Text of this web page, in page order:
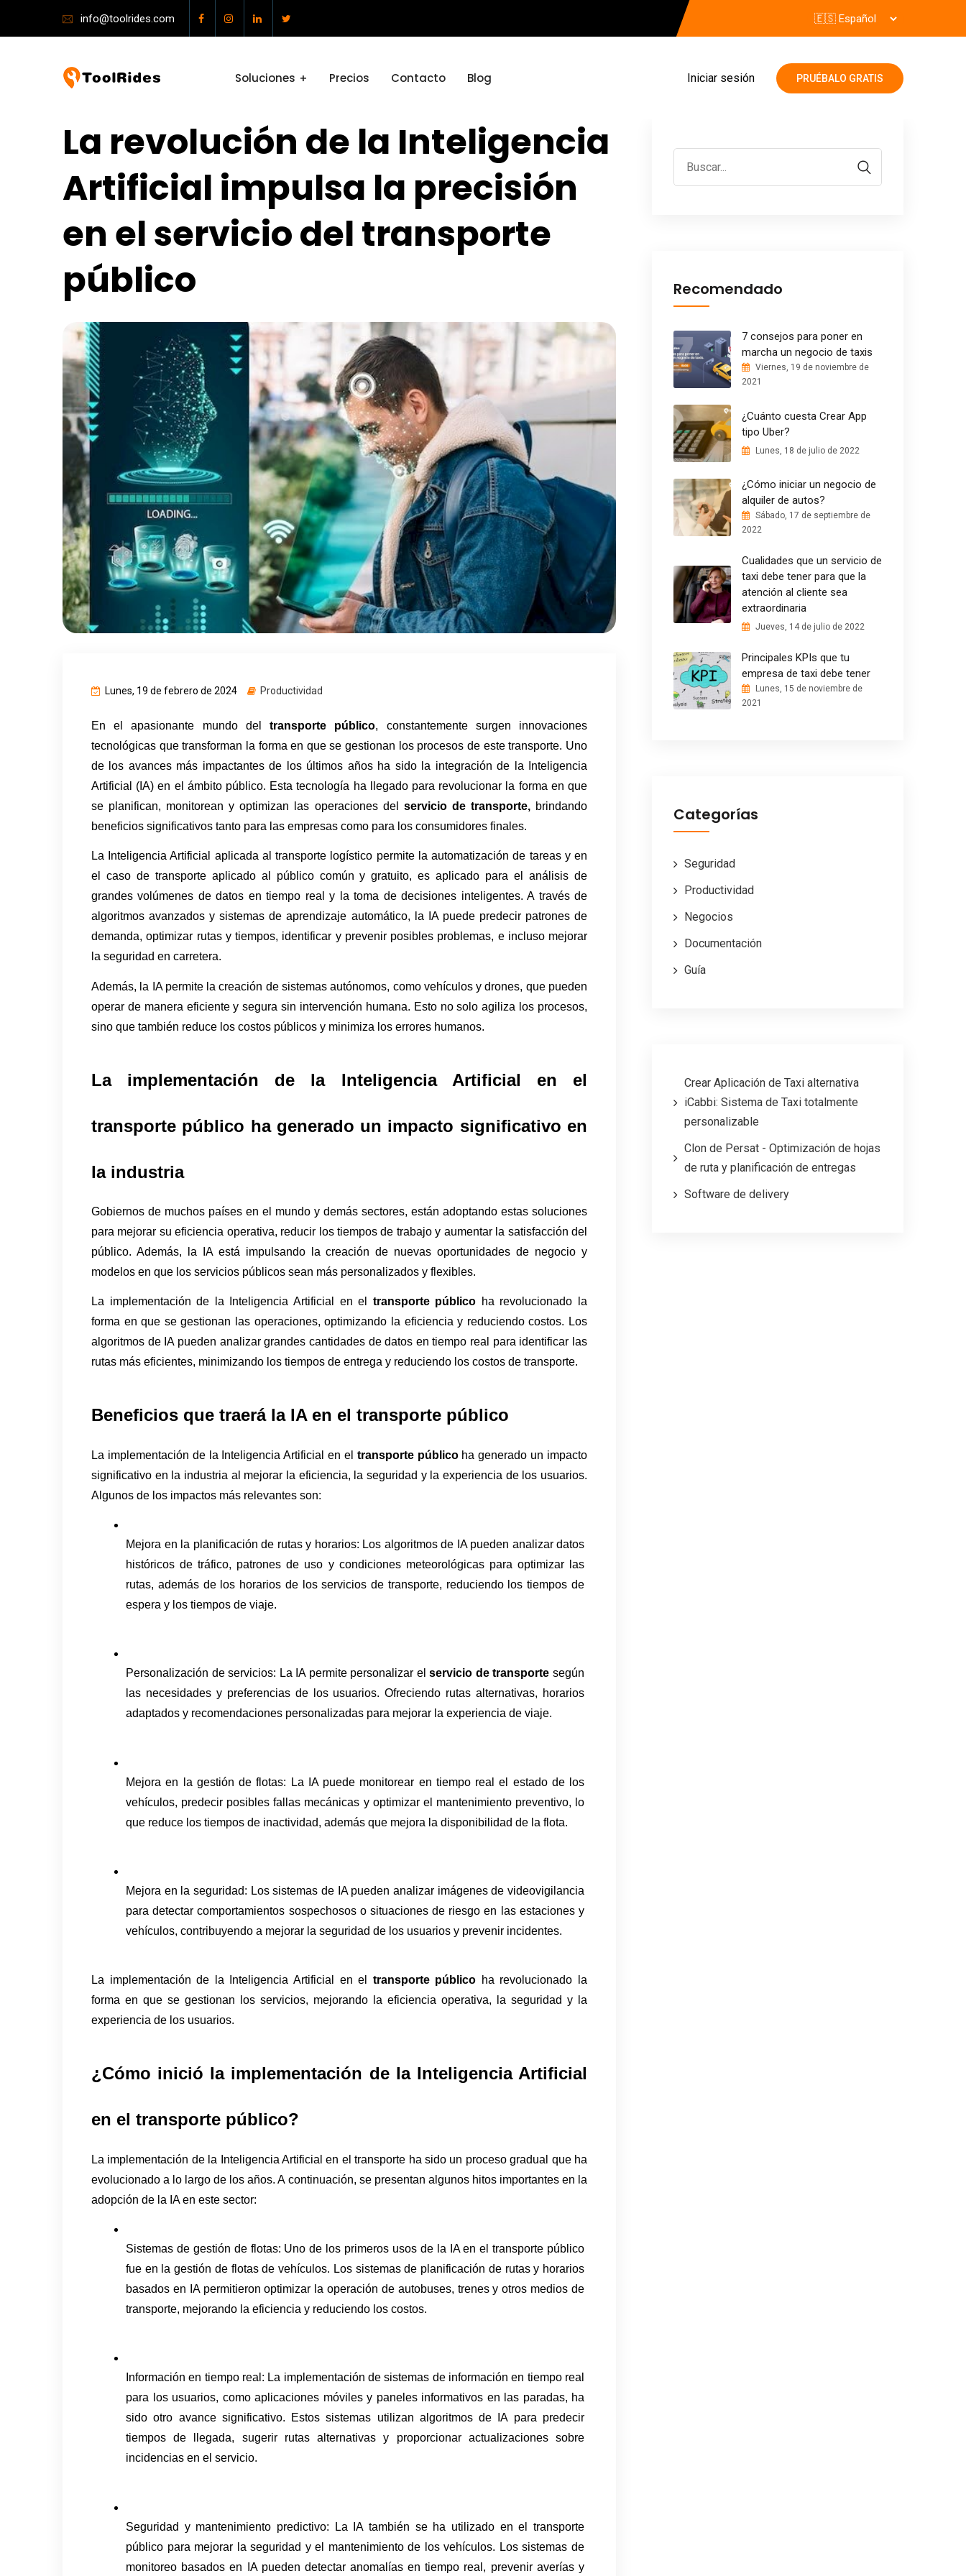
info@toolrides.com
Soluciones Precios Contacto Blog Iniciar sesión PRUÉBALO GRATIS
La revolución de la Inteligencia
Artificial impulsa la precisión
en el servicio del transporte
público
Lunes, 19 de febrero de 2024 Productividad
En el apasionante mundo del transporte público, constantemente surgen innovaciones
tecnológicas que transforman la forma en que se gestionan los procesos de este transporte. Uno
de los avances más impactantes de los últimos años ha sido la integración de la Inteligencia
Artificial (IA) en el ámbito público. Esta tecnología ha llegado para revolucionar la forma en que
se planifican, monitorean y optimizan las operaciones del servicio de transporte, brindando
beneficios significativos tanto para las empresas como para los consumidores finales.
La Inteligencia Artificial aplicada al transporte logístico permite la automatización de tareas y en
el caso de transporte aplicado al público común y gratuito, es aplicado para el análisis de
grandes volúmenes de datos en tiempo real y la toma de decisiones inteligentes. A través de
algoritmos avanzados y sistemas de aprendizaje automático, la IA puede predecir patrones de
demanda, optimizar rutas y tiempos, identificar y prevenir posibles problemas, e incluso mejorar
la seguridad en carretera.
Además, la IA permite la creación de sistemas autónomos, como vehículos y drones, que pueden
operar de manera eficiente y segura sin intervención humana. Esto no solo agiliza los procesos,
sino que también reduce los costos públicos y minimiza los errores humanos.
La implementación de la Inteligencia Artificial en el
transporte público ha generado un impacto significativo en
la industria
Gobiernos de muchos países en el mundo y demás sectores, están adoptando estas soluciones
para mejorar su eficiencia operativa, reducir los tiempos de trabajo y aumentar la satisfacción del
público. Además, la IA está impulsando la creación de nuevas oportunidades de negocio y
modelos en que los servicios públicos sean más personalizados y flexibles.
La implementación de la Inteligencia Artificial en el transporte público ha revolucionado la
forma en que se gestionan las operaciones, optimizando la eficiencia y reduciendo costos. Los
algoritmos de IA pueden analizar grandes cantidades de datos en tiempo real para identificar las
rutas más eficientes, minimizando los tiempos de entrega y reduciendo los costos de transporte.
Beneficios que traerá la IA en el transporte público
La implementación de la Inteligencia Artificial en el transporte público ha generado un impacto
significativo en la industria al mejorar la eficiencia, la seguridad y la experiencia de los usuarios.
Algunos de los impactos más relevantes son:
Mejora en la planificación de rutas y horarios: Los algoritmos de IA pueden analizar datos
históricos de tráfico, patrones de uso y condiciones meteorológicas para optimizar las
rutas, además de los horarios de los servicios de transporte, reduciendo los tiempos de
espera y los tiempos de viaje.
Personalización de servicios: La IA permite personalizar el servicio de transporte según
las necesidades y preferencias de los usuarios. Ofreciendo rutas alternativas, horarios
adaptados y recomendaciones personalizadas para mejorar la experiencia de viaje.
Mejora en la gestión de flotas: La IA puede monitorear en tiempo real el estado de los
vehículos, predecir posibles fallas mecánicas y optimizar el mantenimiento preventivo, lo
que reduce los tiempos de inactividad, además que mejora la disponibilidad de la flota.
Mejora en la seguridad: Los sistemas de IA pueden analizar imágenes de videovigilancia
para detectar comportamientos sospechosos o situaciones de riesgo en las estaciones y
vehículos, contribuyendo a mejorar la seguridad de los usuarios y prevenir incidentes.
La implementación de la Inteligencia Artificial en el transporte público ha revolucionado la
forma en que se gestionan los servicios, mejorando la eficiencia operativa, la seguridad y la
experiencia de los usuarios.
¿Cómo inició la implementación de la Inteligencia Artificial
en el transporte público?
La implementación de la Inteligencia Artificial en el transporte ha sido un proceso gradual que ha
evolucionado a lo largo de los años. A continuación, se presentan algunos hitos importantes en la
adopción de la IA en este sector:
Sistemas de gestión de flotas: Uno de los primeros usos de la IA en el transporte público
fue en la gestión de flotas de vehículos. Los sistemas de planificación de rutas y horarios
basados en IA permitieron optimizar la operación de autobuses, trenes y otros medios de
transporte, mejorando la eficiencia y reduciendo los costos.
Información en tiempo real: La implementación de sistemas de información en tiempo real
para los usuarios, como aplicaciones móviles y paneles informativos en las paradas, ha
sido otro avance significativo. Estos sistemas utilizan algoritmos de IA para predecir
tiempos de llegada, sugerir rutas alternativas y proporcionar actualizaciones sobre
incidencias en el servicio.
Seguridad y mantenimiento predictivo: La IA también se ha utilizado en el transporte
público para mejorar la seguridad y el mantenimiento de los vehículos. Los sistemas de
monitoreo basados en IA pueden detectar anomalías en tiempo real, prevenir averías y
Recomendado
7 consejos para poner en
marcha un negocio de taxis
Viernes, 19 de noviembre de
2021
¿Cuánto cuesta Crear App
tipo Uber?
Lunes, 18 de julio de 2022
¿Cómo iniciar un negocio de
alquiler de autos?
Sábado, 17 de septiembre de
2022
Cualidades que un servicio de
taxi debe tener para que la
atención al cliente sea
extraordinaria
Jueves, 14 de julio de 2022
Principales KPIs que tu
empresa de taxi debe tener
Lunes, 15 de noviembre de
2021
Categorías
Seguridad
Productividad
Negocios
Documentación
Guía
Crear Aplicación de Taxi alternativa
iCabbi: Sistema de Taxi totalmente
personalizable
Clon de Persat - Optimización de hojas
de ruta y planificación de entregas
Software de delivery